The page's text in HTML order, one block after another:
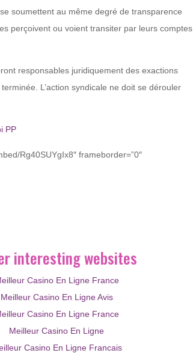
soumettent au même degré de transparence
perçoivent ou voient transiter par leurs comptes
responsables juridiquement des exactions
L’action syndicale ne doit se dérouler
PP
Rg40SUYgIx8″ frameborder=”0″
interesting websites
Casino En Ligne France
Meilleur Casino En Ligne Avis
Casino En Ligne France
Meilleur Casino En Ligne
Casino En Ligne Francais